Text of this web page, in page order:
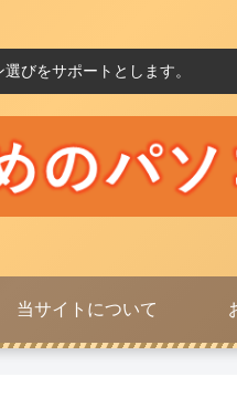
びをサポートとします。
当サイトについて